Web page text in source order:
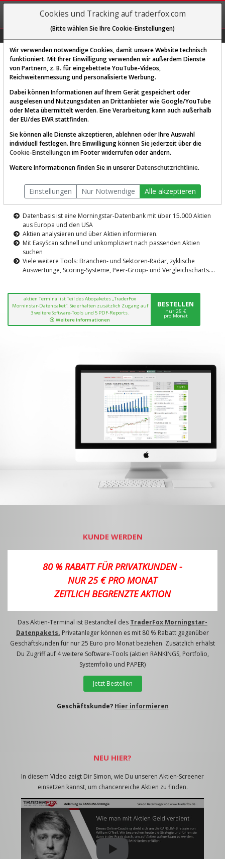
REGIS-
TRIEREN
Diese Funktion ist nur für
AKTIEN-TERMINAL
Die Aktienanalyse-Plattform von
TraderFox
Datenbasis ist eine Morningstar-Datenbank mit über 15.000 Aktien
aus Europa und den USA
Aktien analysieren und über Aktien informieren.
Mit EasyScan schnell und unkompliziert nach passenden Aktien
suchen
Viele weitere Tools: Branchen- und Sektoren-Radar, zyklische
Auswertunge, Scoring-Systeme, Peer-Group- und Vergleichscharts....
aktien Terminal ist Teil des Abopaketes „TraderFox
Morninstar-Datenpaket“. Sie erhalten zusätzlich Zugang auf
3 weitere Software-Tools und 5 PDF-Reports.
Weitere Informationen
BESTELLEN
nur 25 €
pro Monat
KUNDE WERDEN
80 % RABATT FÜR PRIVATKUNDEN -
NUR 25 € PRO MONAT
ZEITLICH BEGRENZTE AKTION
Das Aktien-Terminal ist Bestandteil des TraderFox Morningstar-
Datenpakets. Privatanleger können es mit 80 % Rabatt gegenüber
Geschäftskunden für nur 25 Euro pro Monat beziehen. Zusätzlich erhälst
Du Zugriff auf 4 weitere Software-Tools (aktien RANKINGS, Portfolio,
Systemfolio und PAPER)
Jetzt Bestellen
Geschäftskunde? Hier informieren
NEU HIER?
In diesem Video zeigt Dir Simon, wie Du unseren Aktien-Screener
einsetzen kannst, um chancenreiche Aktien zu finden.
Cookies und Tracking auf traderfox.com
(Bitte wählen Sie Ihre Cookie-Einstellungen)
Wir verwenden notwendige Cookies, damit unsere Website technisch
funktioniert. Mit Ihrer Einwilligung verwenden wir außerdem Dienste
von Partnern, z. B. für eingebettete YouTube-Videos,
Reichweitenmessung und personalisierte Werbung.
Dabei können Informationen auf Ihrem Gerät gespeichert oder
ausgelesen und Nutzungsdaten an Drittanbieter wie Google/YouTube
oder Meta übermittelt werden. Eine Verarbeitung kann auch außerhalb
der EU/des EWR stattfinden.
Sie können alle Dienste akzeptieren, ablehnen oder Ihre Auswahl
individuell festlegen. Ihre Einwilligung können Sie jederzeit über die
Cookie-Einstellungen im Footer widerrufen oder ändern.
Weitere Informationen finden Sie in unsererDatenschutzrichtlinie.
Einstellungen Nur Notwendige Alle akzeptieren